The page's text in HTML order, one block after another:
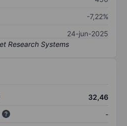
-7,22%
24-jun-2025
32,46
-